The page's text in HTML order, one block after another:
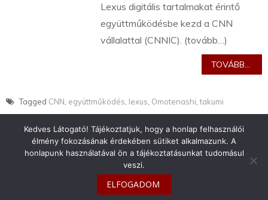
Lexus digitális tartalmakat érintő
együttműködésbe kezd a CNN
vállalattal (CNNIC). (tovább…)
TOVÁBB...
Tagged CNN együttműködés lexus Omotenashi ,takumi
info@toyotaclub.hu
Copyright © 2026Toyota Klub Magyarország
Kedves Látogató! Tájékoztatjuk, hogy a honlap felhasználói
élmény fokozásának érdekében sütiket alkalmazunk. A
honlapunk használatával ön a tájékoztatásunkat tudomásul
veszi.
ELFOGADOM